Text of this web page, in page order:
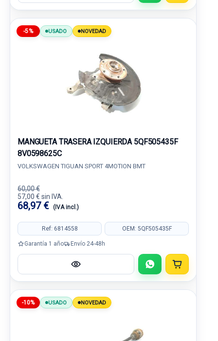
-5% USADO NOVEDAD
MANGUETA TRASERA IZQUIERDA 5QF505435F
8V0598625C
VOLKSWAGEN TIGUAN SPORT 4MOTION BMT
60,00 €
57,00 € sin IVA.
68,97 € (IVA incl.)
Ref: 6814558 OEM: 5QF505435F
Garantía 1 año Envío 24-48h
-10% USADO NOVEDAD